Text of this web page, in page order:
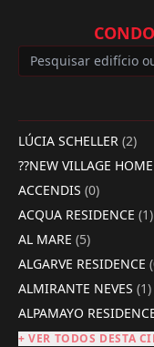
LÚCIA SCHELLER (2)
??NEW VILLAGE
ACCENDIS (0)
ACQUA RESIDENCE (1)
AL MARE (5)
ALGARVE RESIDENCE
ALMIRANTE NEVES (1)
ALPAMAYO
+ VER TODOS DESTA